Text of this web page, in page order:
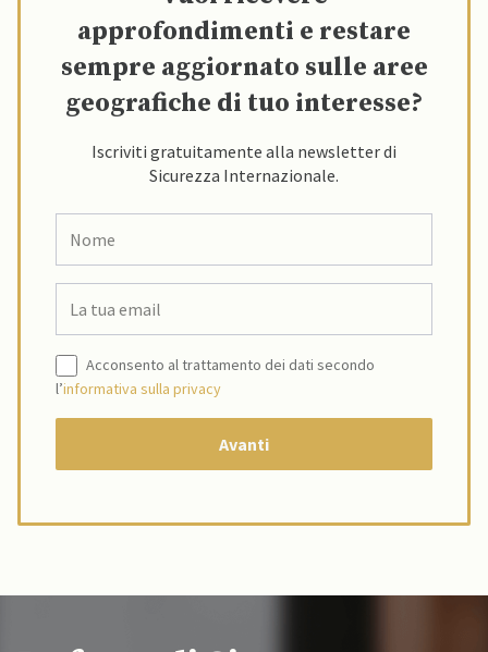
approfondimenti e restare
sempre aggiornato sulle aree
geografiche di tuo interesse?
Iscriviti gratuitamente alla newsletter di
Sicurezza Internazionale.
Acconsento al trattamento dei dati secondo
l’informativa sulla privacy